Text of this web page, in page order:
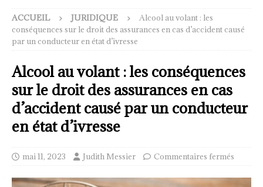
ACCUEIL JURIDIQUE
Alcool au volant : les
conséquences sur le droit des assurances en cas d’accident causé
par un conducteur en état d’ivresse
Alcool au volant : les conséquences
sur le droit des assurances en cas
d’accident causé par un conducteur
en état d’ivresse
mai 11, 2023 Judith Messier Commentaires fermés